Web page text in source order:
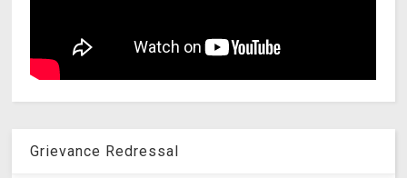
Grievance Redressal